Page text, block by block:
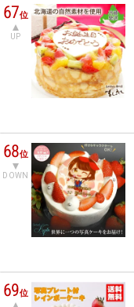
67位
UP
68位
DOWN
69位